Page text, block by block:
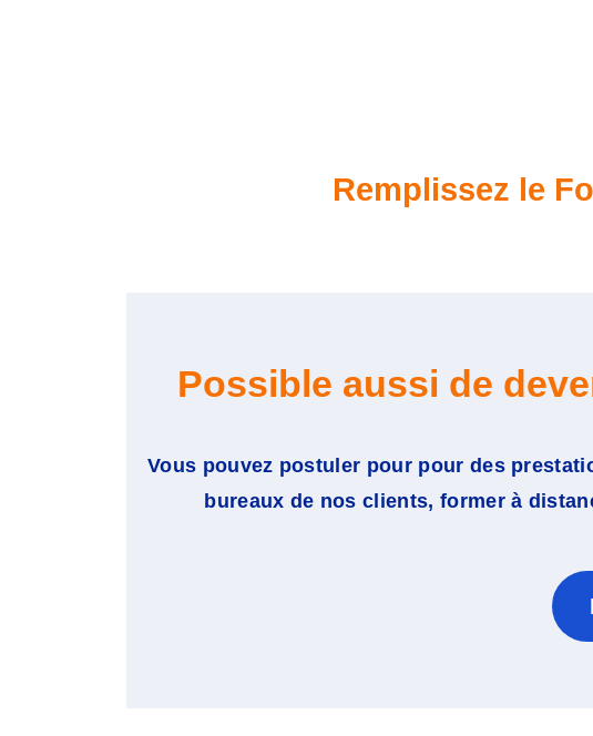
Remplissez le
Possible aussi de
Vous pouvez postuler pour pour des
bureaux de nos clients, former à